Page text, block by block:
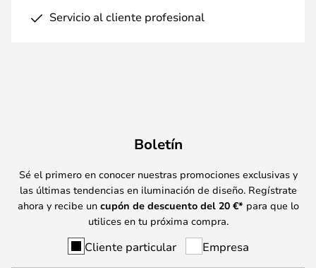
Servicio al cliente profesional
Boletín
Sé el primero en conocer nuestras promociones exclusivas y
las últimas tendencias en iluminación de diseño. Regístrate
ahora y recibe un cupón de descuento del 20 €* para que lo
utilices en tu próxima compra.
Cliente particular Empresa